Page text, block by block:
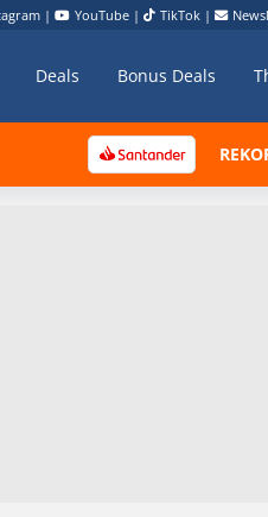
| YouTube | TikTok |
Deals Bonus Deals